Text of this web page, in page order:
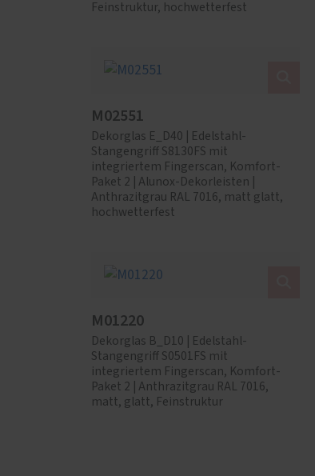
Feinstruktur, hochwetterfest
M02551
Dekorglas E_D40 | Edelstahl-
Stangengriff S8130FS mit
integriertem Fingerscan, Komfort-
Paket 2 | Alunox-Dekorleisten |
Anthrazitgrau RAL 7016, matt glatt,
hochwetterfest
M01220
Dekorglas B_D10 | Edelstahl-
Stangengriff S0501FS mit
integriertem Fingerscan, Komfort-
Paket 2 | Anthrazitgrau RAL 7016,
matt, glatt, Feinstruktur